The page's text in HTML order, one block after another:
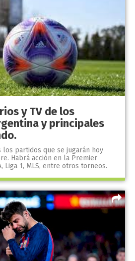
y TV de los
y principales
los partidos que se jugarán hoy
Habrá acción en la Premier
Liga 1, MLS, entre otros torneos.